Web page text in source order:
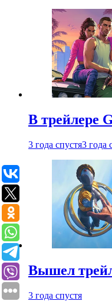
В трейлере
3 года спустя3 года
Вышел
3 года спустя